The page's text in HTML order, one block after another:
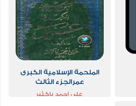
الملحمة الإسلامية الكبرى
عمرالجزء الثالث
علي احمد باكثير